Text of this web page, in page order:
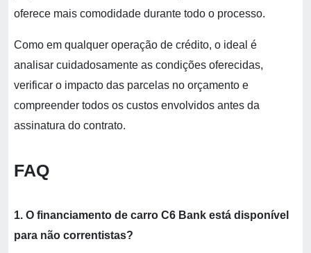
oferece mais comodidade durante todo o processo.
Como em qualquer operação de crédito, o ideal é
analisar cuidadosamente as condições oferecidas,
verificar o impacto das parcelas no orçamento e
compreender todos os custos envolvidos antes da
assinatura do contrato.
FAQ
1. O financiamento de carro C6 Bank está disponível
para não correntistas?